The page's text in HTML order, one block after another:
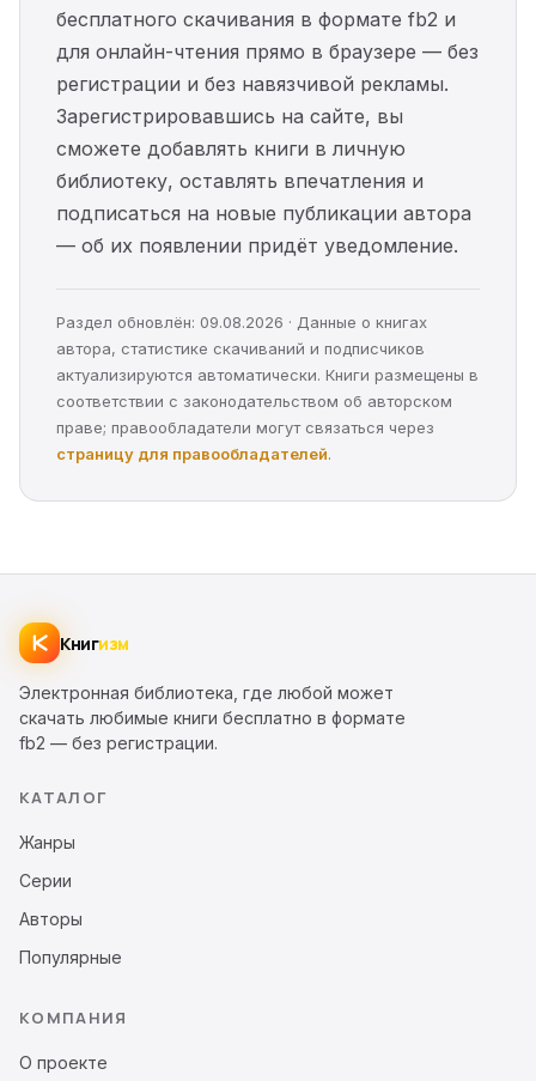
бесплатного скачивания в формате fb2 и
для онлайн-чтения прямо в браузере — без
регистрации и без навязчивой рекламы.
Зарегистрировавшись на сайте, вы
сможете добавлять книги в личную
библиотеку, оставлять впечатления и
подписаться на новые публикации автора
— об их появлении придёт уведомление.
Раздел обновлён: 09.08.2026 · Данные о книгах
автора, статистике скачиваний и подписчиков
актуализируются автоматически. Книги размещены в
соответствии с законодательством об авторском
праве; правообладатели могут связаться через
страницу для правообладателей.
Книгизм
Электронная библиотека, где любой может
скачать любимые книги бесплатно в формате
fb2 — без регистрации.
КАТАЛОГ
Жанры
Серии
Авторы
Популярные
КОМПАНИЯ
О проекте